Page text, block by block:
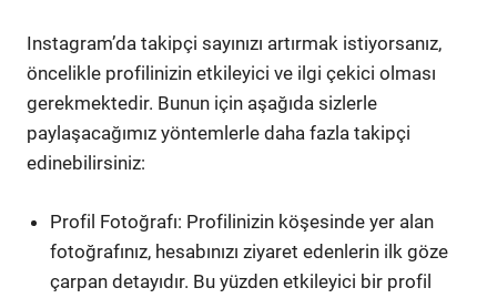
Instagram’da takipçi sayınızı artırmak istiyorsanız,
öncelikle profilinizin etkileyici ve ilgi çekici olması
gerekmektedir. Bunun için aşağıda sizlerle
paylaşacağımız yöntemlerle daha fazla takipçi
edinebilirsiniz:
Profil Fotoğrafı: Profilinizin köşesinde yer alan
fotoğrafınız, hesabınızı ziyaret edenlerin ilk göze
çarpan detayıdır. Bu yüzden etkileyici bir profil